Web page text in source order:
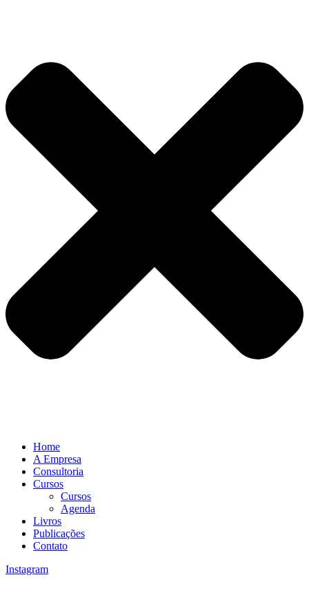
Home
A Empresa
Consultoria
Cursos
Cursos
Agenda
Livros
Publicações
Contato
Instagram